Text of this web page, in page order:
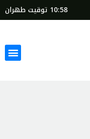
10:58 توقيت طهران